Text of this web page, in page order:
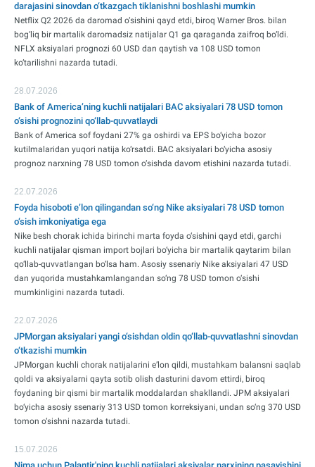
darajasini sinovdan o‘tkazgach tiklanishni boshlashi mumkin
Netflix Q2 2026 da daromad o‘sishini qayd etdi, biroq Warner Bros. bilan
bog‘liq bir martalik daromadsiz natijalar Q1 ga qaraganda zaifroq bo‘ldi.
NFLX aksiyalari prognozi 60 USD dan qaytish va 108 USD tomon
ko‘tarilishni nazarda tutadi.
28.07.2026
Bank of America’ning kuchli natijalari BAC aksiyalari 78 USD tomon
o‘sishi prognozini qo‘llab-quvvatlaydi
Bank of America sof foydani 27% ga oshirdi va EPS bo‘yicha bozor
kutilmalaridan yuqori natija ko‘rsatdi. BAC aksiyalari bo‘yicha asosiy
prognoz narxning 78 USD tomon o‘sishda davom etishini nazarda tutadi.
22.07.2026
Foyda hisoboti e’lon qilingandan so‘ng Nike aksiyalari 78 USD tomon
o‘sish imkoniyatiga ega
Nike besh chorak ichida birinchi marta foyda o‘sishini qayd etdi, garchi
kuchli natijalar qisman import bojlari bo‘yicha bir martalik qaytarim bilan
qo‘llab-quvvatlangan bo‘lsa ham. Asosiy ssenariy Nike aksiyalari 47 USD
dan yuqorida mustahkamlangandan so‘ng 78 USD tomon o‘sishi
mumkinligini nazarda tutadi.
22.07.2026
JPMorgan aksiyalari yangi o‘sishdan oldin qo‘llab-quvvatlashni sinovdan
o‘tkazishi mumkin
JPMorgan kuchli chorak natijalarini e’lon qildi, mustahkam balansni saqlab
qoldi va aksiyalarni qayta sotib olish dasturini davom ettirdi, biroq
foydaning bir qismi bir martalik moddalardan shakllandi. JPM aksiyalari
bo‘yicha asosiy ssenariy 313 USD tomon korreksiyani, undan so‘ng 370 USD
tomon o‘sishni nazarda tutadi.
15.07.2026